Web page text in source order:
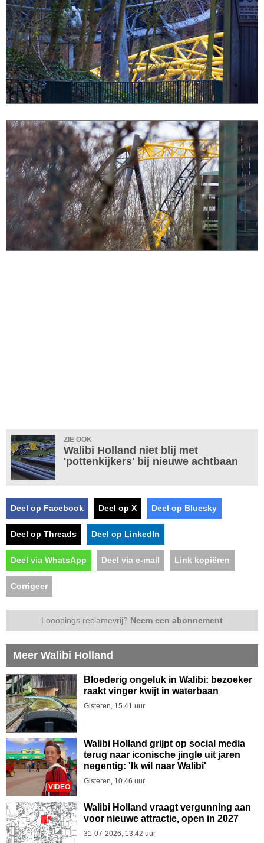
ZIE OOK
Walibi Holland niet blij met
'pottenkijkers' bij nieuwe achtbaan
Deel op Facebook Deel op X Deel op Bluesky
Deel op Threads Deel op LinkedIn
Deel via WhatsApp Deel via e-mail Link kopiëren
Corrigeer
Looopings reclamevrij? Neem een abonnement
Meer Walibi Holland
Bloederig ongeluk in Walibi: bezoeker
raakt vinger kwijt in waterbaan
Gisteren, 15.41 uur
VIDEO
Walibi Holland grijpt op social media
terug naar iconische jingle uit jaren
negentig: 'Ik wil naar Walibi'
Gisteren, 10.46 uur
Walibi Holland vraagt vergunning aan
voor nieuwe attractie, open in 2027
31-07-2026, 13.42 uur